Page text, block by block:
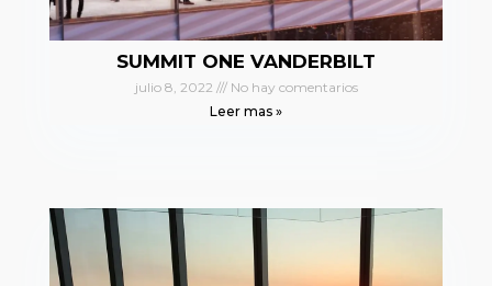
SUMMIT ONE VANDERBILT
julio 8, 2022
No hay comentarios
Leer mas »